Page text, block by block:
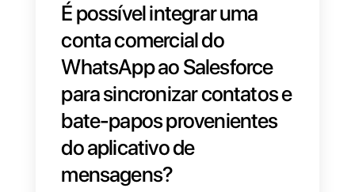
É possível integrar uma
conta comercial do
WhatsApp ao Salesforce